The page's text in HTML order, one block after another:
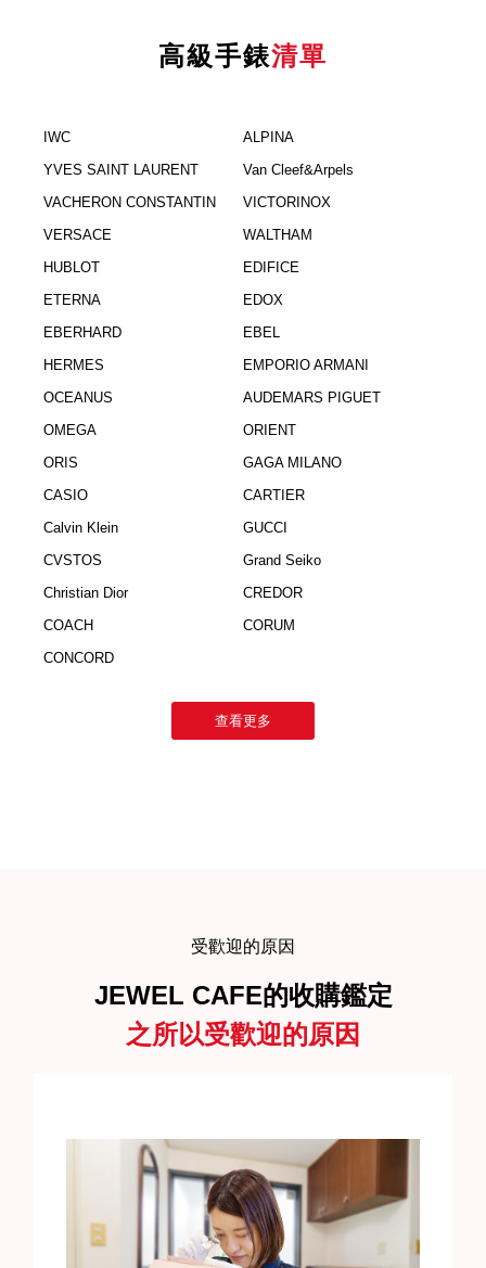
高級手錶清單
IWC
ALPINA
YVES SAINT LAURENT
Van Cleef&Arpels
VACHERON CONSTANTIN
VICTORINOX
VERSACE
WALTHAM
HUBLOT
EDIFICE
ETERNA
EDOX
EBERHARD
EBEL
HERMES
EMPORIO ARMANI
OCEANUS
AUDEMARS PIGUET
OMEGA
ORIENT
ORIS
GAGA MILANO
CASIO
CARTIER
Calvin Klein
GUCCI
CVSTOS
Grand Seiko
Christian Dior
CREDOR
COACH
CORUM
CONCORD
查看更多
受歡迎的原因
JEWEL CAFE的收購鑑定
之所以受歡迎的原因